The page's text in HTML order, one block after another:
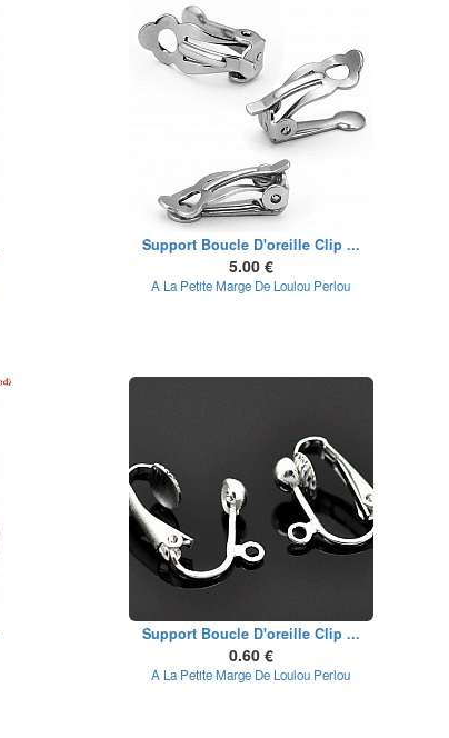
Support Boucle D'oreille Clip ...
5.00 €
A La Petite Marge De Loulou Perlou
Support Boucle D'oreille Clip ...
0.60 €
A La Petite Marge De Loulou Perlou